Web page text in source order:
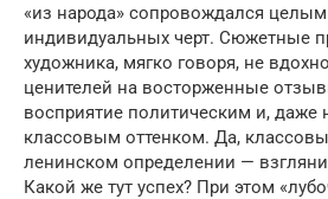
«из народа» сопровождался
индивидуальных черт. Сюжетные
художника, мягко говоря, не
ценителей на восторженные
восприятие политическим и, даже
классовым оттенком. Да,
ленинском определении —
Какой же тут успех? При этом